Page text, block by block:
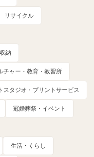
リサイクル
納
チャー・教育・教習所
スタジオ・プリントサービス
冠婚葬祭・イベント
生活・くらし